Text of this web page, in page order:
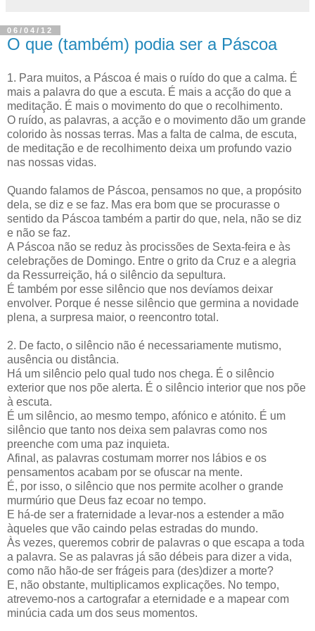
06/04/12
O que (também) podia ser a Páscoa
1. Para muitos, a Páscoa é mais o ruído do que a calma. É
mais a palavra do que a escuta. É mais a acção do que a
meditação. É mais o movimento do que o recolhimento.
O ruído, as palavras, a acção e o movimento dão um grande
colorido às nossas terras. Mas a falta de calma, de escuta,
de meditação e de recolhimento deixa um profundo vazio
nas nossas vidas.
Quando falamos de Páscoa, pensamos no que, a propósito
dela, se diz e se faz. Mas era bom que se procurasse o
sentido da Páscoa também a partir do que, nela, não se diz
e não se faz.
A Páscoa não se reduz às procissões de Sexta-feira e às
celebrações de Domingo. Entre o grito da Cruz e a alegria
da Ressurreição, há o silêncio da sepultura.
É também por esse silêncio que nos devíamos deixar
envolver. Porque é nesse silêncio que germina a novidade
plena, a surpresa maior, o reencontro total.
2. De facto, o silêncio não é necessariamente mutismo,
ausência ou distância.
Há um silêncio pelo qual tudo nos chega. É o silêncio
exterior que nos põe alerta. É o silêncio interior que nos põe
à escuta.
É um silêncio, ao mesmo tempo, afónico e atónito. É um
silêncio que tanto nos deixa sem palavras como nos
preenche com uma paz inquieta.
Afinal, as palavras costumam morrer nos lábios e os
pensamentos acabam por se ofuscar na mente.
É, por isso, o silêncio que nos permite acolher o grande
murmúrio que Deus faz ecoar no tempo.
E há-de ser a fraternidade a levar-nos a estender a mão
àqueles que vão caindo pelas estradas do mundo.
Às vezes, queremos cobrir de palavras o que escapa a toda
a palavra. Se as palavras já são débeis para dizer a vida,
como não hão-de ser frágeis para (des)dizer a morte?
E, não obstante, multiplicamos explicações. No tempo,
atrevemo-nos a cartografar a eternidade e a mapear com
minúcia cada um dos seus momentos.